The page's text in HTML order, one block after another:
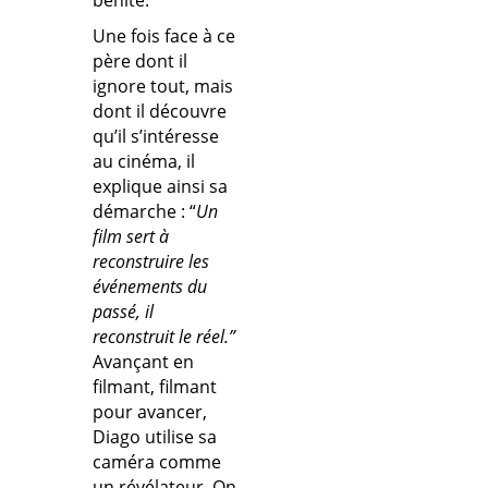
Une fois face à ce
père dont il
ignore tout, mais
dont il découvre
qu’il s’intéresse
au cinéma, il
explique ainsi sa
démarche : “Un
film sert à
reconstruire les
événements du
passé, il
reconstruit le réel.”
Avançant en
filmant, filmant
pour avancer,
Diago utilise sa
caméra comme